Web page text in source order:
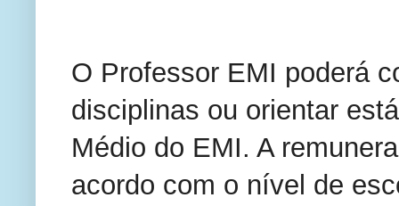
O Professor EMI poderá
disciplinas ou orientar
Médio do EMI. A
acordo com o nível de